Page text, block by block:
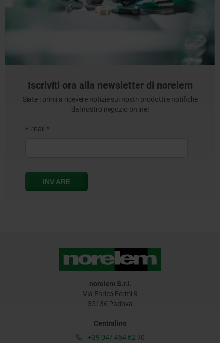
Iscriviti ora alla newsletter di norelem
Siate i primi a ricevere notizie sui nostri prodotti e notifiche
dal nostro negozio online!
norelem S.r.l.
Via Enrico Fermi 9
35136 Padova
Centralino
+39 047 464 62 90